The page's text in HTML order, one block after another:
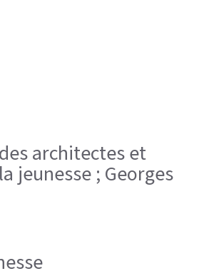
architectes et
jeunesse ; Georges